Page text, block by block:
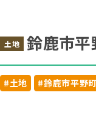
土地 鈴鹿市平
#土地 #鈴鹿市平野町